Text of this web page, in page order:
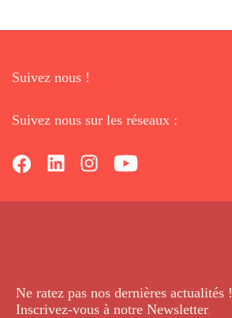
Suivez nous !
Suivez nous sur les réseaux :
Ne ratez pas nos dernières actualités !
Inscrivez-vous à notre Newsletter.